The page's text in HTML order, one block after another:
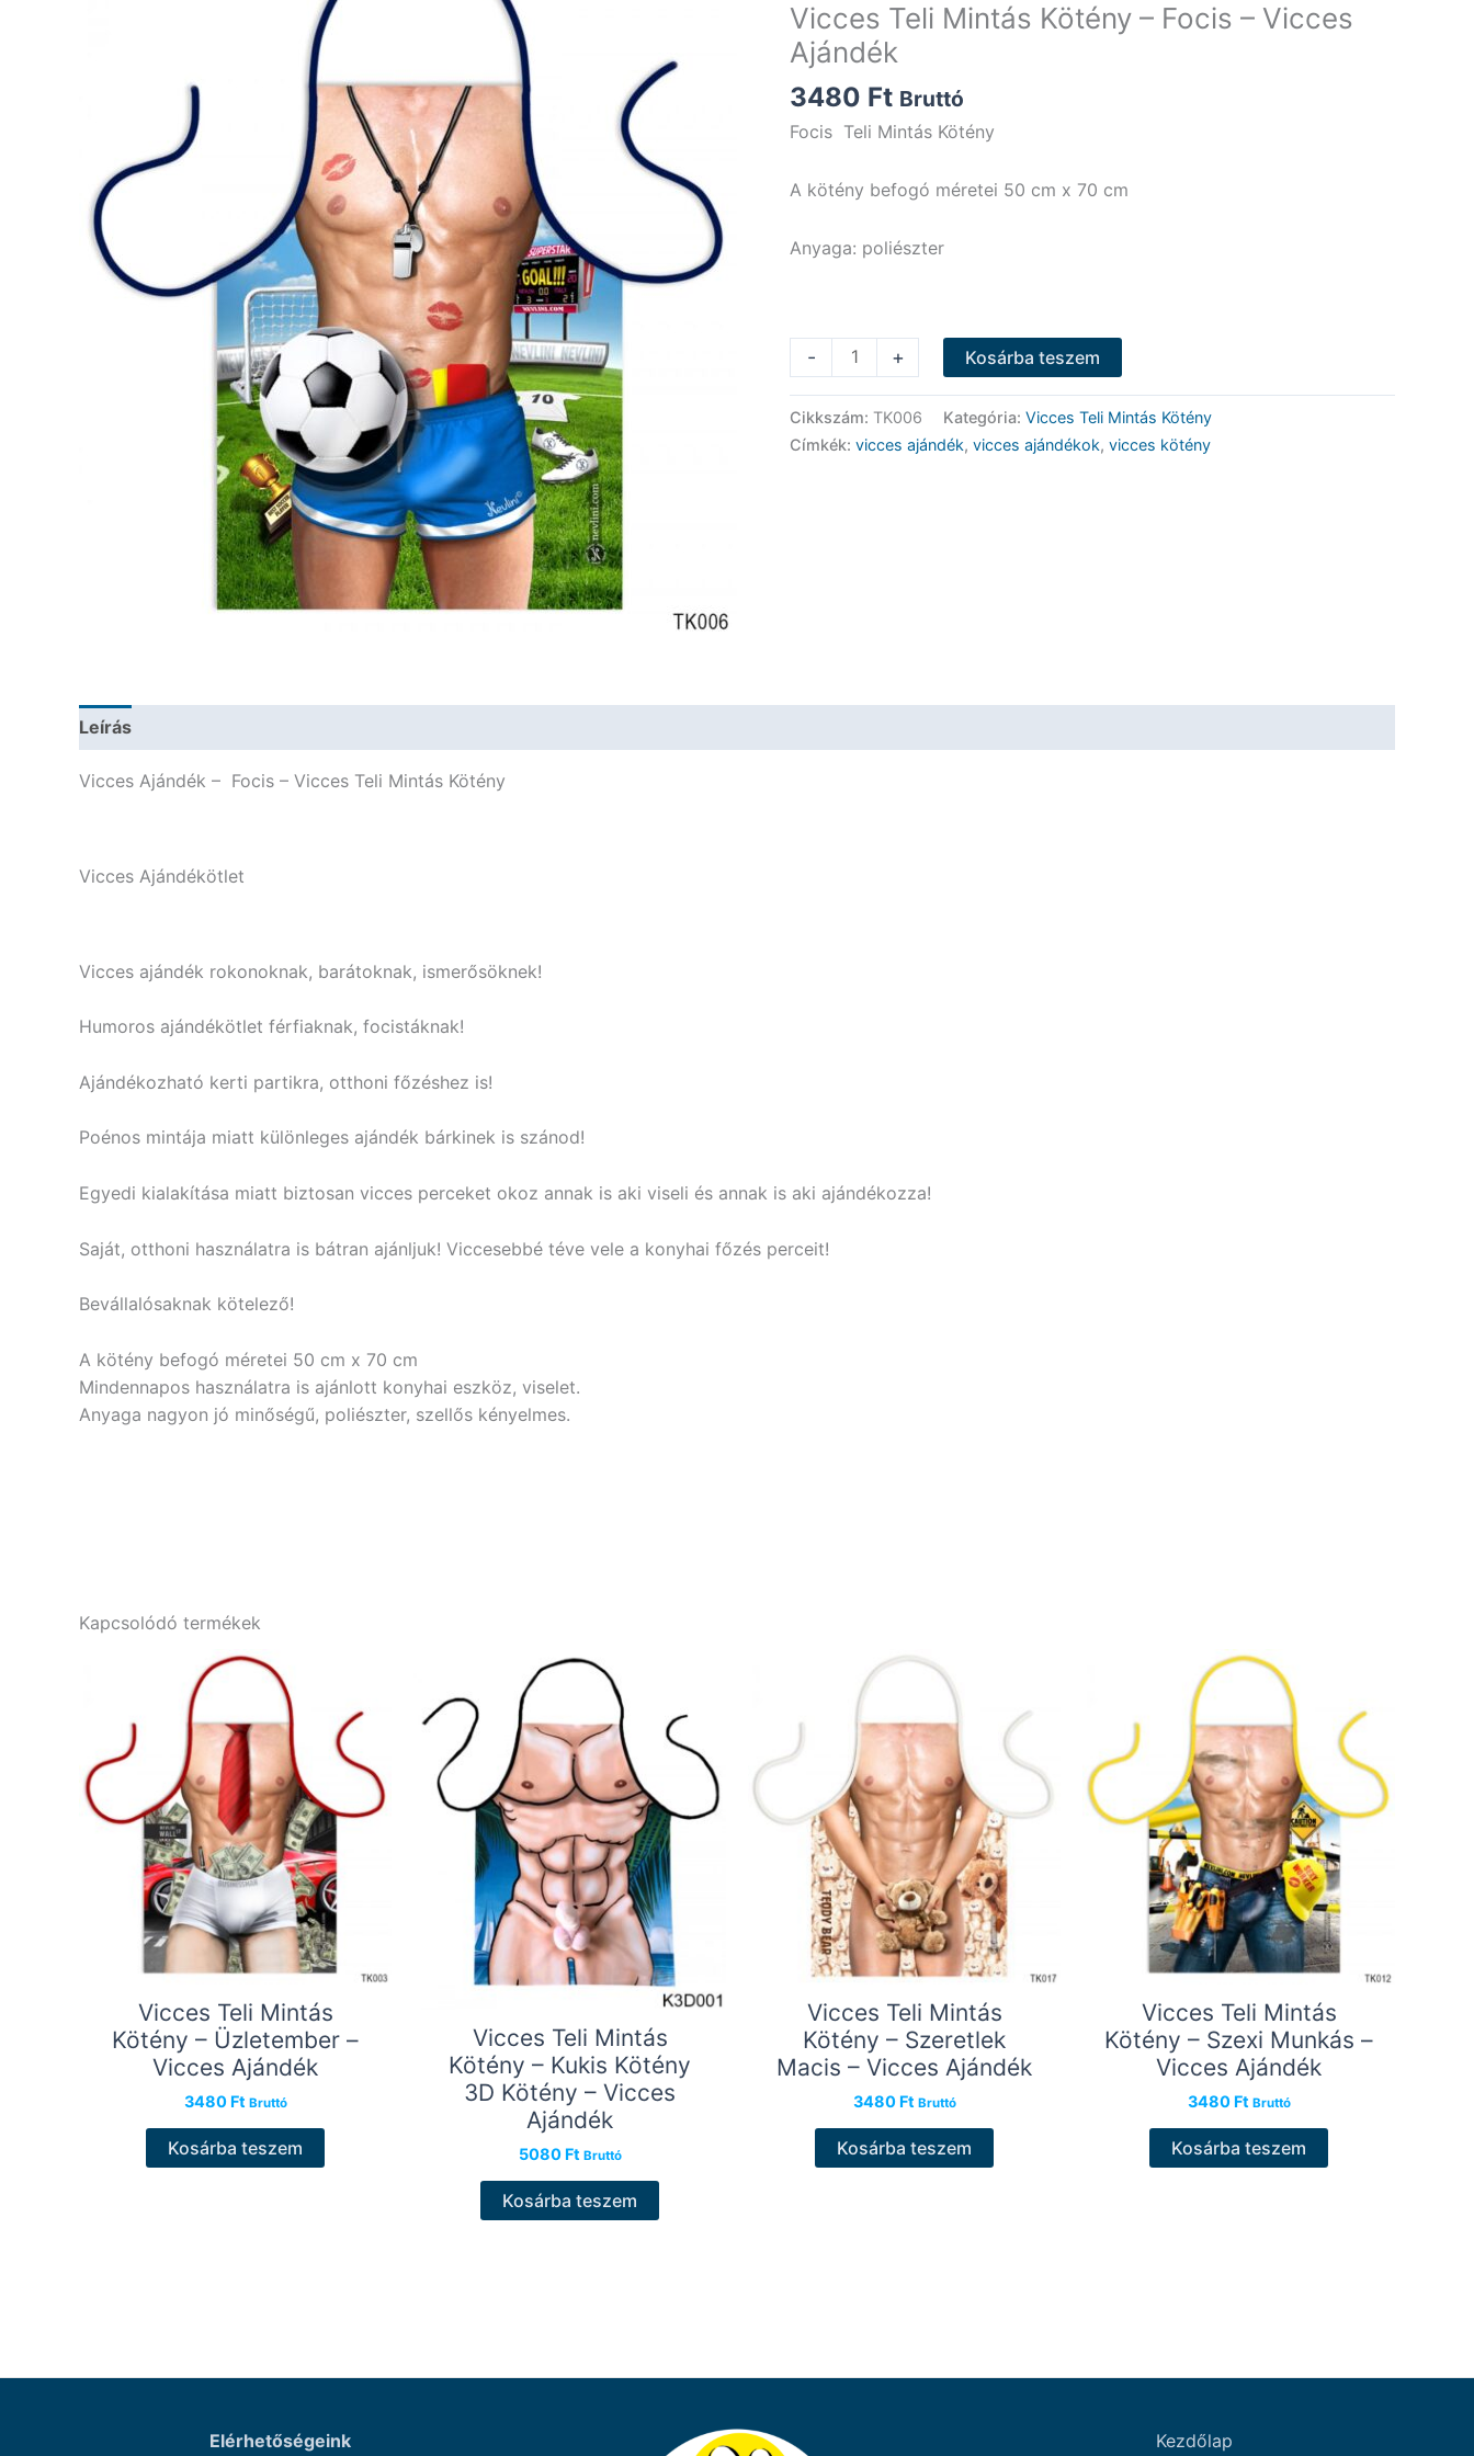
Vicces Teli Mintás Kötény – Focis – Vicces
Ajándék
3480 Ft Bruttó
Focis Teli Mintás Kötény
A kötény befogó méretei 50 cm x 70 cm
Anyaga: poliészter
-
Teli
+ Kosárba teszem
Cikkszám: TK006 Kategória: Vicces Teli Mintás Kötény
Címkék: vicces ajándék, vicces ajándékok, vicces kötény
Leírás
Vicces Ajándék – Focis – Vicces Teli Mintás Kötény
Vicces Ajándékötlet
Vicces ajándék rokonoknak, barátoknak, ismerősöknek!
Humoros ajándékötlet férfiaknak, focistáknak!
Ajándékozható kerti partikra, otthoni főzéshez is!
Poénos mintája miatt különleges ajándék bárkinek is szánod!
Egyedi kialakítása miatt biztosan vicces perceket okoz annak is aki viseli és annak is aki ajándékozza!
Saját, otthoni használatra is bátran ajánljuk! Viccesebbé téve vele a konyhai főzés perceit!
Bevállalósaknak kötelező!
A kötény befogó méretei 50 cm x 70 cm
Mindennapos használatra is ajánlott konyhai eszköz, viselet.
Anyaga nagyon jó minőségű, poliészter, szellős kényelmes.
Kapcsolódó termékek
Vicces Teli Mintás
Kötény – Üzletember –
Vicces Ajándék
3480 Ft Bruttó
Kosárba teszem
Vicces Teli Mintás
Kötény – Kukis Kötény
3D Kötény – Vicces
Ajándék
5080 Ft Bruttó
Kosárba teszem
Vicces Teli Mintás
Kötény – Szeretlek
Macis – Vicces Ajándék
3480 Ft Bruttó
Kosárba teszem
Vicces Teli Mintás
Kötény – Szexi Munkás –
Vicces Ajándék
3480 Ft Bruttó
Kosárba teszem
Elérhetőségeink Kezdőlap